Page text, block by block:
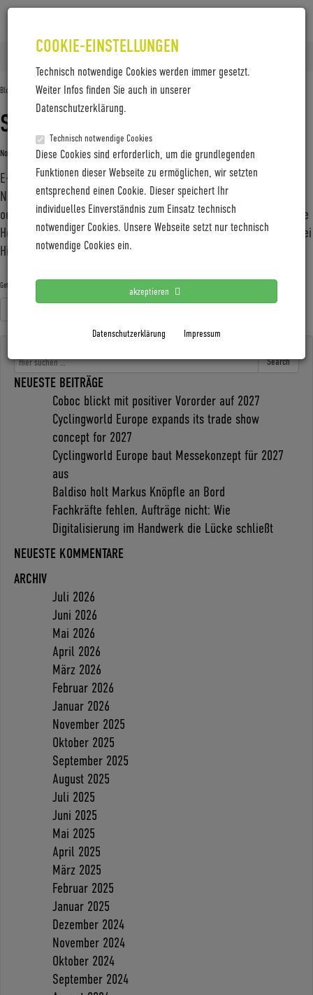
COOKIE-EINSTELLUNGEN
Technisch notwendige Cookies werden immer gesetzt.
Weiter Infos finden Sie auch in unserer
Datenschutzerklärung.
Technisch notwendige Cookies
Diese Cookies sind erforderlich, um die grundlegenden
Funktionen dieser Webseite zu ermöglichen, wir setzten
entsprechend einen Cookie. Dieser speichert Ihr
individuelles Einverständnis zum Einsatz technisch
notwendiger Cookies. Unsere Webseite setzt nur technisch
notwendige Cookies ein.
akzeptieren
Datenschutzerklärung Impressum
Posts tagged 'Iseo'
Blog-Archive
STADT, LAND, ABENTEUER
November 19, 2020 Gabi Jung —No Comments
E-Bike-Spezialist Coboc schickt ab März 2021 seinen vielseitigen
Newcomer „Iseo“ auf Touren. Ob durch den Großstadtdschungel
oder auf der ambitionierten Querfeldeinrunde, erstmals bieten die
Heidelberger ein waschechtes E-Trekkingbike, das sich in vielerlei
Hinsicht sehen lassen kann.
Getagged mit: E-Trekkingbike
Heidelberg
Search
NEUESTE BEITRÄGE
Coboc blickt mit positiver Vororder auf 2027
Cyclingworld Europe expands its trade show
concept for 2027
Cyclingworld Europe baut Messekonzept für 2027
aus
Baldiso holt Markus Knöpfle an Bord
Fachkräfte fehlen, Aufträge nicht: Wie
Digitalisierung im Handwerk die Lücke schließt
NEUESTE KOMMENTARE
ARCHIV
Juli 2026
Juni 2026
Mai 2026
April 2026
März 2026
Februar 2026
Januar 2026
November 2025
Oktober 2025
September 2025
August 2025
Juli 2025
Juni 2025
Mai 2025
April 2025
März 2025
Februar 2025
Januar 2025
Dezember 2024
November 2024
Oktober 2024
September 2024